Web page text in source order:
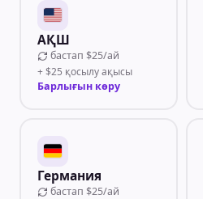
АҚШ
бастап $25/ай
+ $25 қосылу ақысы
Барлығын көру
Германия
бастап $25/ай